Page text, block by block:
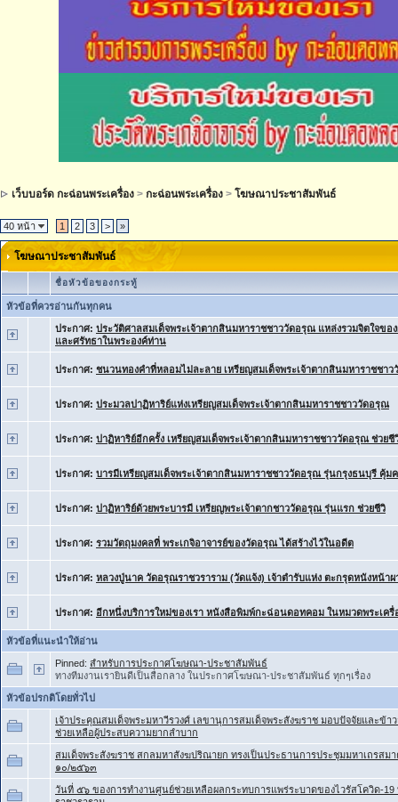
เว็บบอร์ด กะฉ่อนพระเครื่อง > กะฉ่อนพระเครื่อง > โฆษณาประชาสัมพันธ์
40 หน้า 1 2 3 > »
โฆษณาประชาสัมพันธ์
ชื่อหัวข้อของกระทู้
หัวข้อที่ควรอ่านกันทุกคน
ประกาศ: ประวัติศาลสมเด็จพระเจ้าตากสินมหาราชชาววัดอรุณ แหล่งรวมจิตใจขอ
และศรัทธาในพระองค์ท่าน
ประกาศ: ชนวนทองคำที่หลอมไม่ละลาย เหรียญสมเด็จพระเจ้าตากสินมหาราชชาว
ประกาศ: ประมวลปาฏิหาริย์แห่งเหรียญสมเด็จพระเจ้าตากสินมหาราชชาววัดอรุณ
ประกาศ: ปาฏิหาริย์อีกครั้ง เหรียญสมเด็จพระเจ้าตากสินมหาราชชาววัดอรุณ ช่วยชี
ประกาศ: บารมีเหรียญสมเด็จพระเจ้าตากสินมหาราชชาววัดอรุณ รุ่นกรุงธนบุรี คุ้ม
ประกาศ: ปาฏิหาริย์ด้วยพระบารมี เหรียญพระเจ้าตากชาววัดอรุณ รุ่นแรก ช่วยชีวิ
ประกาศ: รวมวัตถุมงคลที่ พระเกจิอาจารย์ของวัดอรุณ ได้สร้างไว้ในอดีต
ประกาศ: หลวงปู่นาค วัดอรุณราชวราราม (วัดแจ้ง) เจ้าตำรับแห่ง ตะกรุดหนังหน้าผ
ประกาศ: อีกหนึ่งบริการใหม่ของเรา หนังสือพิมพ์กะฉ่อนดอทคอม ในหมวดพระเครื่
หัวข้อที่แนะนำให้อ่าน
Pinned: สำหรับการประกาศโฆษณา-ประชาสัมพันธ์
ทางทีมงานเรายินดีเป็นสื่อกลาง ในประกาศโฆษณา-ประชาสัมพันธ์ ทุกๆเรื่อง
หัวข้อปรกติโดยทั่วไป
เจ้าประคุณสมเด็จพระมหาวีรวงศ์ เลขานุการสมเด็จพระสังฆราช มอบปัจจัยและข้า
ช่วยเหลือผู้ประสบความยากลำบาก
สมเด็จพระสังฆราช สกลมหาสังฆปริณายก ทรงเป็นประธานการประชุมมหาเถรสม
๑๐/๒๕๖๓
วันที่ ๕๖ ของการทำงานศูนย์ช่วยเหลือผลกระทบการแพร่ระบาดของไวรัสโควิด-